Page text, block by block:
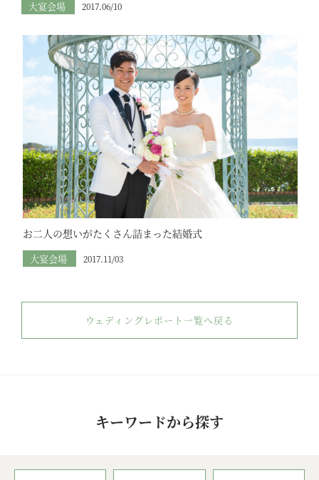
大宴会場 2017.06/10
お二人の想いがたくさん詰まった結婚式
大宴会場 2017.11/03
ウェディングレポート一覧へ戻る
キーワードから探す